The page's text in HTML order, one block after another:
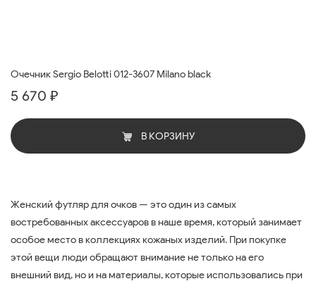
Очечник Sergio Belotti 012-3607 Milano black
5 670 ₽
В КОРЗИНУ
Женский футляр для очков — это один из самых
востребованных аксессуаров в наше время, который занимает
особое место в коллекциях кожаных изделий. При покупке
этой вещи люди обращают внимание не только на его
внешний вид, но и на материалы, которые использовались при